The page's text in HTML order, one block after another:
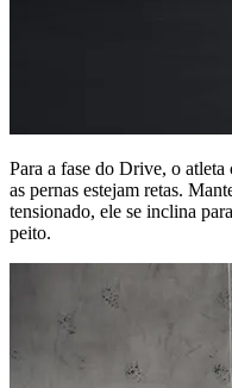
Para a fase do Drive, o
as pernas estejam retas.
tensionado, ele se inclina
peito.